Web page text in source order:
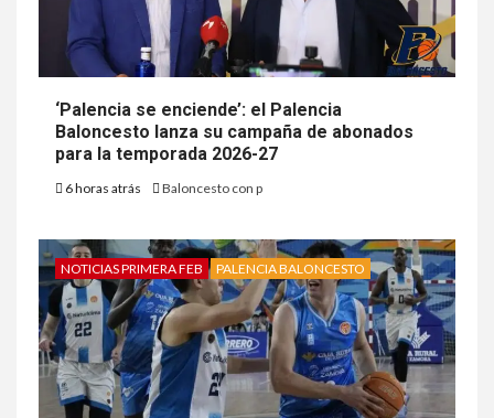
‘Palencia se enciende’: el Palencia
Baloncesto lanza su campaña de abonados
para la temporada 2026-27
6 horas atrás Baloncesto con p
NOTICIAS PRIMERA FEB PALENCIA BALONCESTO